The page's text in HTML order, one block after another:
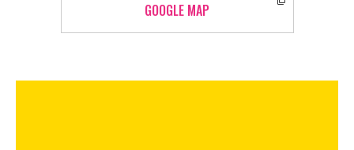
GOOGLE MAP